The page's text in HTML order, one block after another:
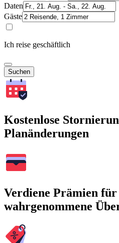
Daten
Gäste
Ich reise geschäftlich
Suchen
Kostenlose
Planänderungen
Verdiene Prämien für
wahrgenommene